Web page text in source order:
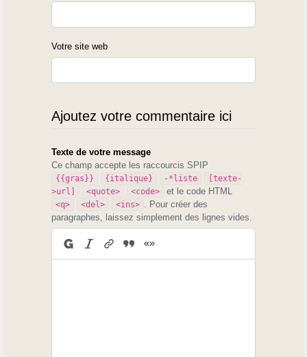
Votre site web
Ajoutez votre commentaire ici
Texte de votre message
Ce champ accepte les raccourcis SPIP
{{gras}} {italique} -*liste
[texte-
>url]
<quote> <code> et le code HTML
<q> <del> <ins>
. Pour créer des
paragraphes, laissez simplement des lignes vides.